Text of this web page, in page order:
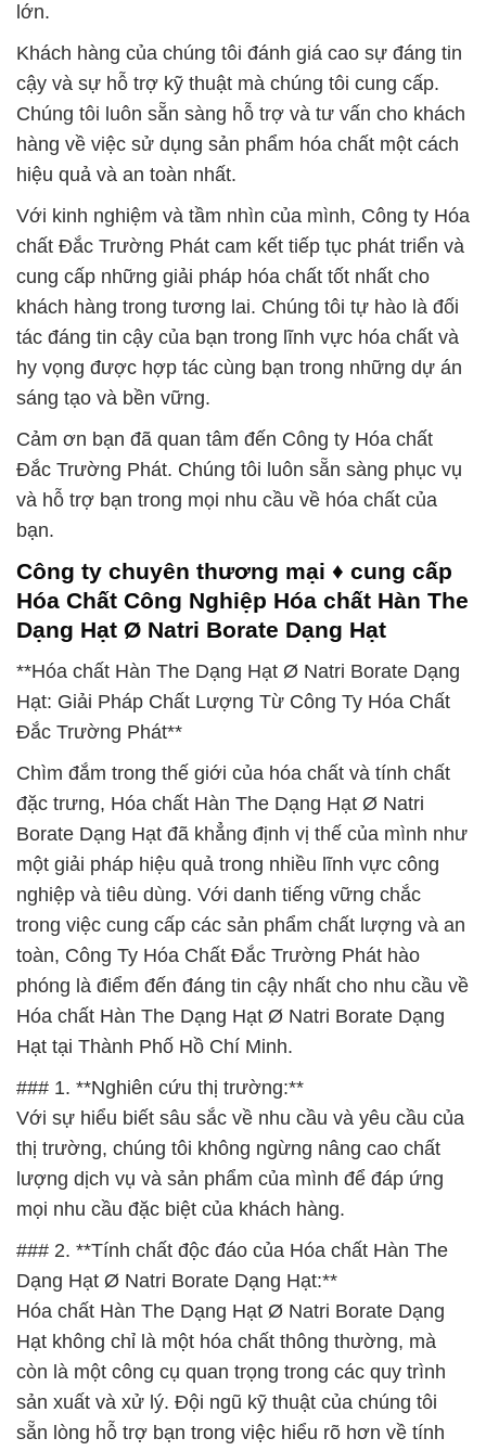
lớn.
Khách hàng của chúng tôi đánh giá cao sự đáng tin
cậy và sự hỗ trợ kỹ thuật mà chúng tôi cung cấp.
Chúng tôi luôn sẵn sàng hỗ trợ và tư vấn cho khách
hàng về việc sử dụng sản phẩm hóa chất một cách
hiệu quả và an toàn nhất.
Với kinh nghiệm và tầm nhìn của mình, Công ty Hóa
chất Đắc Trường Phát cam kết tiếp tục phát triển và
cung cấp những giải pháp hóa chất tốt nhất cho
khách hàng trong tương lai. Chúng tôi tự hào là đối
tác đáng tin cậy của bạn trong lĩnh vực hóa chất và
hy vọng được hợp tác cùng bạn trong những dự án
sáng tạo và bền vững.
Cảm ơn bạn đã quan tâm đến Công ty Hóa chất
Đắc Trường Phát. Chúng tôi luôn sẵn sàng phục vụ
và hỗ trợ bạn trong mọi nhu cầu về hóa chất của
bạn.
Công ty chuyên thương mại ♦ cung cấp
Hóa Chất Công Nghiệp Hóa chất Hàn The
Dạng Hạt Ø Natri Borate Dạng Hạt
**Hóa chất Hàn The Dạng Hạt Ø Natri Borate Dạng
Hạt: Giải Pháp Chất Lượng Từ Công Ty Hóa Chất
Đắc Trường Phát**
Chìm đắm trong thế giới của hóa chất và tính chất
đặc trưng, Hóa chất Hàn The Dạng Hạt Ø Natri
Borate Dạng Hạt đã khẳng định vị thế của mình như
một giải pháp hiệu quả trong nhiều lĩnh vực công
nghiệp và tiêu dùng. Với danh tiếng vững chắc
trong việc cung cấp các sản phẩm chất lượng và an
toàn, Công Ty Hóa Chất Đắc Trường Phát hào
phóng là điểm đến đáng tin cậy nhất cho nhu cầu về
Hóa chất Hàn The Dạng Hạt Ø Natri Borate Dạng
Hạt tại Thành Phố Hồ Chí Minh.
### 1. **Nghiên cứu thị trường:**
Với sự hiểu biết sâu sắc về nhu cầu và yêu cầu của
thị trường, chúng tôi không ngừng nâng cao chất
lượng dịch vụ và sản phẩm của mình để đáp ứng
mọi nhu cầu đặc biệt của khách hàng.
### 2. **Tính chất độc đáo của Hóa chất Hàn The
Dạng Hạt Ø Natri Borate Dạng Hạt:**
Hóa chất Hàn The Dạng Hạt Ø Natri Borate Dạng
Hạt không chỉ là một hóa chất thông thường, mà
còn là một công cụ quan trọng trong các quy trình
sản xuất và xử lý. Đội ngũ kỹ thuật của chúng tôi
sẵn lòng hỗ trợ bạn trong việc hiểu rõ hơn về tính